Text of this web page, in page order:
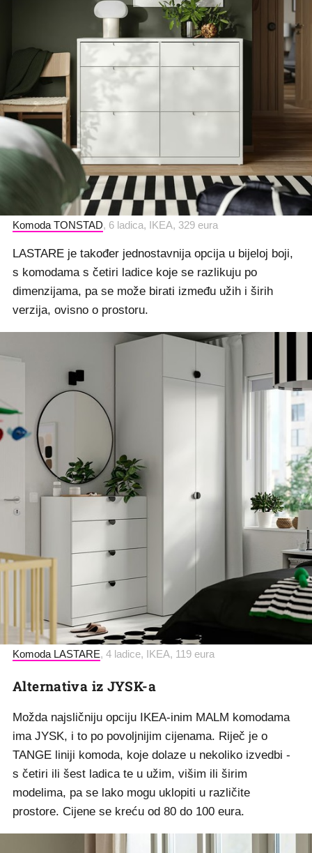
Komoda TONSTAD, 6 ladica, IKEA, 329 eura
LASTARE je također jednostavnija opcija u bijeloj boji,
s komodama s četiri ladice koje se razlikuju po
dimenzijama, pa se može birati između užih i širih
verzija, ovisno o prostoru.
Komoda LASTARE, 4 ladice, IKEA, 119 eura
Alternativa iz JYSK-a
Možda najsličniju opciju IKEA-inim MALM komodama
ima JYSK, i to po povoljnijim cijenama. Riječ je o
TANGE liniji komoda, koje dolaze u nekoliko izvedbi -
s četiri ili šest ladica te u užim, višim ili širim
modelima, pa se lako mogu uklopiti u različite
prostore. Cijene se kreću od 80 do 100 eura.